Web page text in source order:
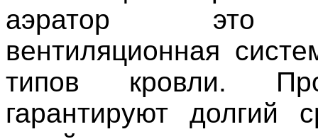
аэратор это
вентиляционная
типов кровли.
гарантируют долгий